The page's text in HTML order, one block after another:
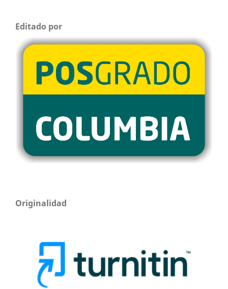
Editado por
Originalidad